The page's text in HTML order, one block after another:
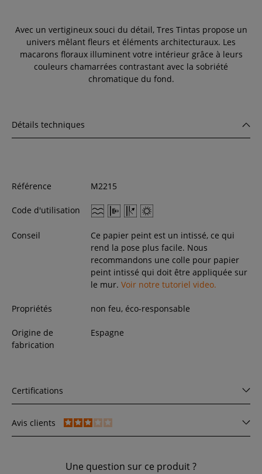
Avec un vertigineux souci du détail, Tres Tintas propose un
univers mêlant fleurs et éléments architecturaux. Les
macarons floraux illuminent votre intérieur grâce à leurs
couleurs chamarrées contrastant avec la sobriété
chromatique du fond.
Détails techniques
Référence M2215
Code d'utilisation
Conseil
Ce papier peint est un intissé, ce qui
rend la pose plus facile. Nous
recommandons une colle pour papier
peint intissé qui doit être appliquée sur
le mur. Voir notre tutoriel video.
Propriétés non feu, éco-responsable
Origine de
fabrication
Espagne
Certifications
Avis clients
Une question sur ce produit ?